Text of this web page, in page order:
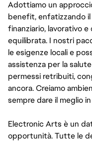
Adottiamo un
benefit, enfatizzando
finanziario, lavorativo
equilibrata. I nostri
le esigenze locali e
assistenza per la
permessi retribuiti,
ancora. Creiamo
sempre dare il meglio
Electronic Arts è un
opportunità. Tutte le